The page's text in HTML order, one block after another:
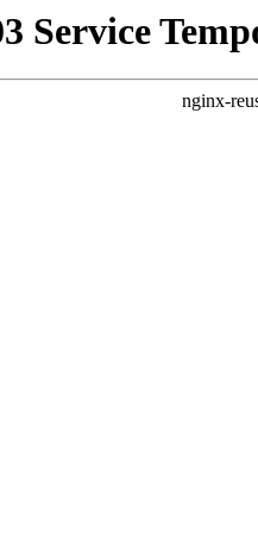
Service
nginx-